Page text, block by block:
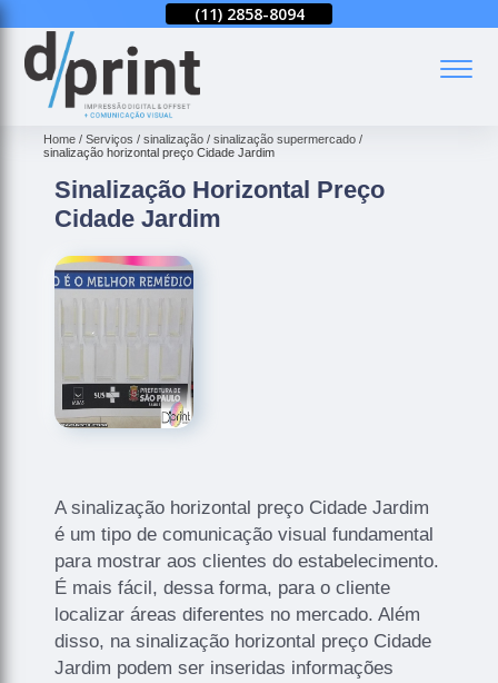
(11) 2858-8094 (11)
Home Serviços sinalização
sinalização supermercado
sinalização horizontal preço Cidade Jardim
Sinalização Horizontal Preço
Cidade Jardim
A sinalização horizontal preço Cidade Jardim
é um tipo de comunicação visual fundamental
para mostrar aos clientes do estabelecimento.
É mais fácil, dessa forma, para o cliente
localizar áreas diferentes no mercado. Além
disso, na sinalização horizontal preço Cidade
Jardim podem ser inseridas informações